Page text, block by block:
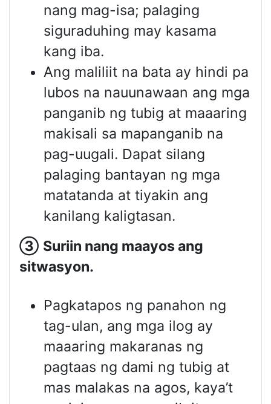
nang mag-isa; palaging
siguraduhing may kasama
kang iba.
Ang maliliit na bata ay hindi pa
lubos na nauunawaan ang mga
panganib ng tubig at maaaring
makisali sa mapanganib na
pag-uugali. Dapat silang
palaging bantayan ng mga
matatanda at tiyakin ang
kanilang kaligtasan.
③ Suriin nang maayos ang
sitwasyon.
Pagkatapos ng panahon ng
tag-ulan, ang mga ilog ay
maaaring makaranas ng
pagtaas ng dami ng tubig at
mas malakas na agos, kaya’t